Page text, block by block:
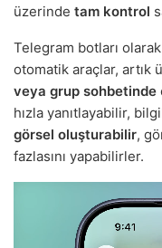
üzerinde tam kontrol
Telegram botları
otomatik araçlar, artık
veya grup sohbetinde
hızla yanıtlayabilir,
görsel oluşturabilir,
fazlasını yapabilirler.